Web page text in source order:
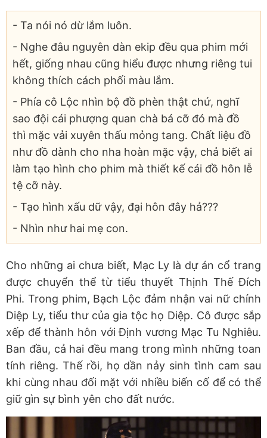
- Ta nói nó dừ lắm luôn.
- Nghe đâu nguyên dàn ekip đều qua phim mới
hết, giống nhau cũng hiểu được nhưng riêng tui
không thích cách phối màu lắm.
- Phía cô Lộc nhìn bộ đồ phèn thật chứ, nghĩ
sao đội cái phượng quan chà bá cỡ đó mà đồ
thì mặc vải xuyên thấu mỏng tang. Chất liệu đồ
như đồ dành cho nha hoàn mặc vậy, chả biết ai
làm tạo hình cho phim mà thiết kế cái đồ hôn lễ
tệ cỡ này.
- Tạo hình xấu dữ vậy, đại hôn đây hả???
- Nhìn như hai mẹ con.
Cho những ai chưa biết, Mạc Ly là dự án cổ trang
được chuyển thể từ tiểu thuyết Thịnh Thế Đích
Phi. Trong phim, Bạch Lộc đảm nhận vai nữ chính
Diệp Ly, tiểu thư của gia tộc họ Diệp. Cô được sắp
xếp để thành hôn với Định vương Mạc Tu Nghiêu.
Ban đầu, cả hai đều mang trong mình những toan
tính riêng. Thế rồi, họ dần nảy sinh tình cam sau
khi cùng nhau đối mặt với nhiều biến cố để có thể
giữ gìn sự bình yên cho đất nước.